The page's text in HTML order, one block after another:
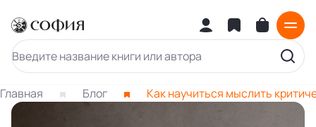
Главная Блог Как научиться мыслить